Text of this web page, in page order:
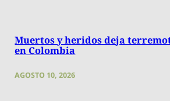
Muertos y heridos deja
en Colombia
AGOSTO 10, 2026